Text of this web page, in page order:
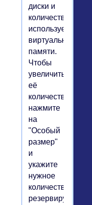
диски и
количество
используемой
виртуальной
памяти.
Чтобы
увеличить
её
количество,
нажмите
на
"Особый
размер"
и
укажите
нужное
количество
резервируемой